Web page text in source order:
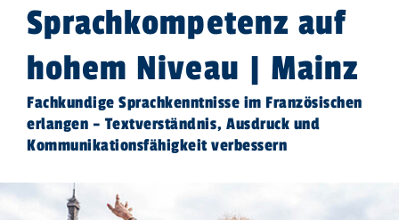
Sprachkompetenz auf
hohem Niveau | Mainz
Fachkundige Sprachkenntnisse im Französischen
erlangen – Textverständnis, Ausdruck und
Kommunikationsfähigkeit verbessern